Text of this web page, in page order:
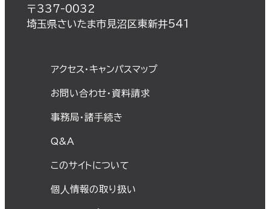
〒337-0032
埼玉県さいたま市見沼区東新井541
アクセス・キャンパスマップ
お問い合わせ・資料請求
事務局・諸⼿続き
Q&A
このサイトについて
個⼈情報の取り扱い